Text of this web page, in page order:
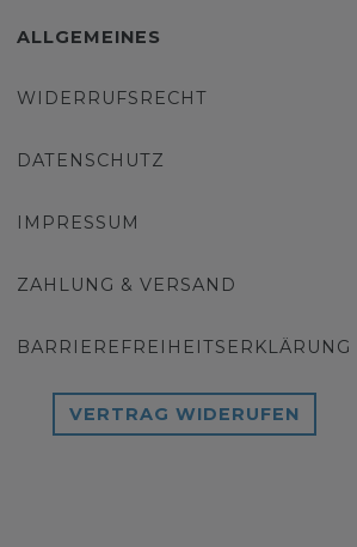
ALLGEMEINES
WIDERRUFSRECHT
DATENSCHUTZ
IMPRESSUM
ZAHLUNG & VERSAND
BARRIEREFREIHEITSERKLÄRUNG
VERTRAG WIDERUFEN